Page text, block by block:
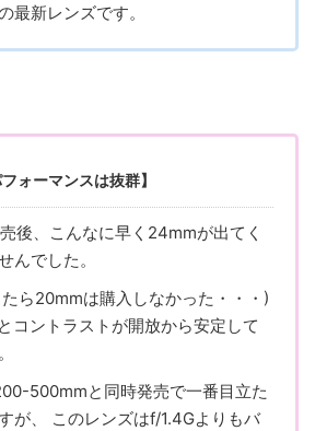
最新レンズです。
フォーマンスは抜群】
後、こんなに早く24mmが出てく
んでした。
ら20mmは購入しなかった・・・)
コントラストが開放から安定して
500mmと同時発売で一番目立た
が、 このレンズはf/1.4Gよりもバ